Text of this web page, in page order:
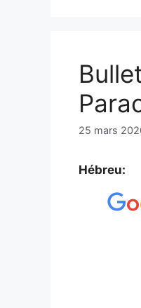
25 mars
Hébreu: